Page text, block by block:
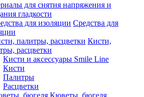
для снятия напряжения и
гладкости
Средства для
Кисти,
расцветки
Кисти и аксессуары Smile Line
Кисти
Палитры
Расцветки
Кюветы, бюгеля